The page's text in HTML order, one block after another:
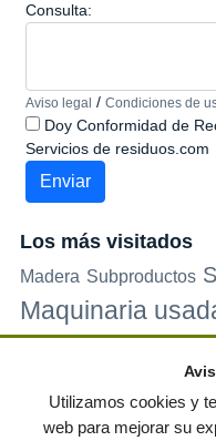
Consulta:
Aviso legal / Condiciones de
Doy Conformidad de
Servicios de residuos.com
Los más visitados
Madera Subproductos
Maquinaria
Palets de
Utilizamos cookies y
web para mejorar su